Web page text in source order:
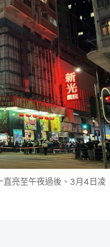
亮至午夜過後、3月4日凌